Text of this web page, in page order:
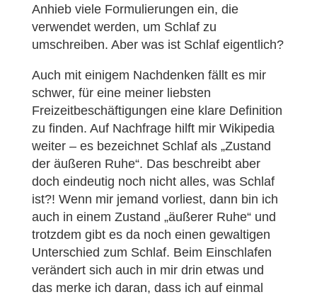
Anhieb viele Formulierungen ein, die
verwendet werden, um Schlaf zu
umschreiben. Aber was ist Schlaf eigentlich?
Auch mit einigem Nachdenken fällt es mir
schwer, für eine meiner liebsten
Freizeitbeschäftigungen eine klare Definition
zu finden. Auf Nachfrage hilft mir Wikipedia
weiter – es bezeichnet Schlaf als „Zustand
der äußeren Ruhe“. Das beschreibt aber
doch eindeutig noch nicht alles, was Schlaf
ist?! Wenn mir jemand vorliest, dann bin ich
auch in einem Zustand „äußerer Ruhe“ und
trotzdem gibt es da noch einen gewaltigen
Unterschied zum Schlaf. Beim Einschlafen
verändert sich auch in mir drin etwas und
das merke ich daran, dass ich auf einmal